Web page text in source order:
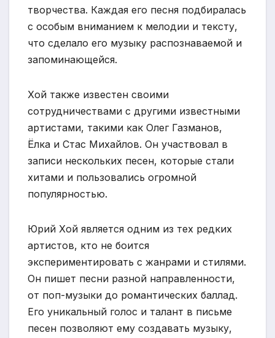
творчества. Каждая его песня подбиралась
с особым вниманием к мелодии и тексту,
что сделало его музыку распознаваемой и
запоминающейся.
Хой также известен своими
сотрудничествами с другими известными
артистами, такими как Олег Газманов,
Ёлка и Стас Михайлов. Он участвовал в
записи нескольких песен, которые стали
хитами и пользовались огромной
популярностью.
Юрий Хой является одним из тех редких
артистов, кто не боится
экспериментировать с жанрами и стилями.
Он пишет песни разной направленности,
от поп-музыки до романтических баллад.
Его уникальный голос и талант в письме
песен позволяют ему создавать музыку,